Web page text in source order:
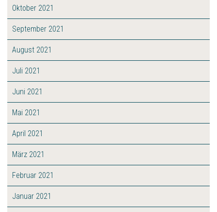
Oktober 2021
September 2021
August 2021
Juli 2021
Juni 2021
Mai 2021
April 2021
März 2021
Februar 2021
Januar 2021